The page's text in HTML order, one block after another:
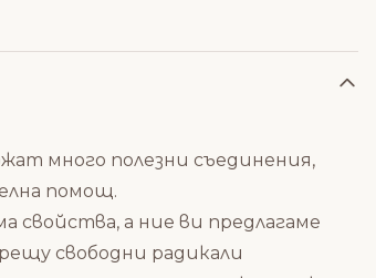
много полезни съединения,
помощ.
свойства, а ние ви предлагаме
свободни радикали